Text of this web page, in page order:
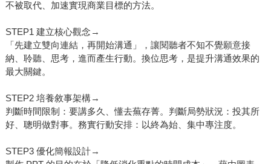
不被取代、加速實現商業目標的方法。
STEP1 建立核心觀念→
「先建立雙向連結，再開始溝通」，讓閱聽者不知不覺願意接
納、聆聽、思考，進而產生行動。換位思考，是提升溝通效果的
最大關鍵。
STEP2 培養敘事架構→
判斷時間限制：要講多久、懂去蕪存菁。判斷局勢狀況：投其所
好、聰明做對事。務實行動安排：以終為始、集中專注度。
STEP3 優化簡報設計→